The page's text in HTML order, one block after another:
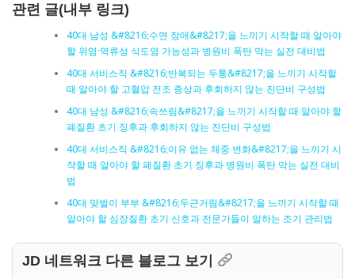
관련 글(내부 링크)
40대 남성 &#8216;수면 장애&#8217;을 느끼기 시작할 때 알아야
할 위염·역류성 식도염 가능성과 병원비 폭탄 막는 실전 대비법
40대 서비스직 &#8216;반복되는 두통&#8217;을 느끼기 시작할
때 알아야 할 고혈압 전조 증상과 후회하지 않는 진단비 구성법
40대 남성 &#8216;속쓰림&#8217;을 느끼기 시작할 때 알아야 할
폐질환 초기 징후과 후회하지 않는 진단비 구성법
40대 서비스직 &#8216;이유 없는 체중 변화&#8217;을 느끼기 시
작할 때 알아야 할 폐질환 초기 징후과 병원비 폭탄 막는 실전 대비
법
40대 맞벌이 부부 &#8216;두근거림&#8217;을 느끼기 시작할 때
알아야 할 심장질환 초기 신호과 전문가들이 말하는 조기 관리법
JD 네트워크 다른 블로그 보기